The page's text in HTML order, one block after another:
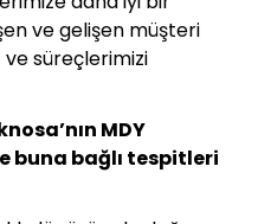
ve gelişen müşteri
süreçlerimizi
MDY
buna bağlı tespitleri